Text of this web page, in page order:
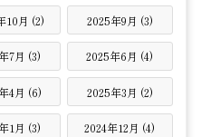
10月 (2) 2025年9月 (3)
7月 (3) 2025年6月 (4)
4月 (6) 2025年3月 (2)
1月 (3) 2024年12月 (4)